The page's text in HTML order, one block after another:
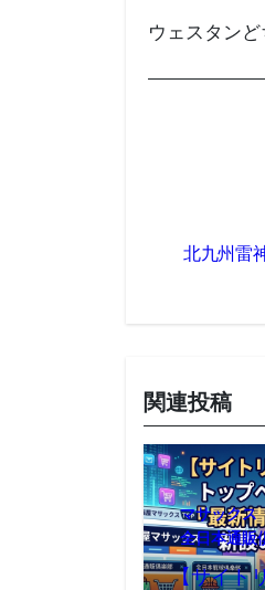
ウェスタン
ゲ
ー
シ
ョ
ン
北九州雷
関連投稿
マサックス
全日本通販
【サイト